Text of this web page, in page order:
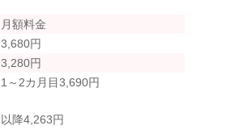
月額料金
3,680円
3,280円
1～2カ月目3,690円
以降4,263円